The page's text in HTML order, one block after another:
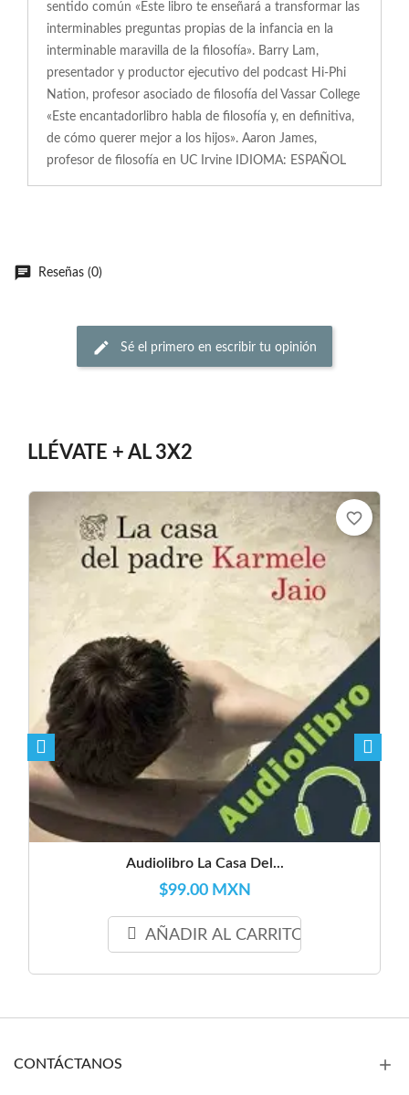
sentido común «Este libro te enseñará a transformar las
interminables preguntas propias de la infancia en la
interminable maravilla de la filosofía». Barry Lam,
presentador y productor ejecutivo del podcast Hi-Phi
Nation, profesor asociado de filosofía del Vassar College
«Este encantadorlibro habla de filosofía y, en definitiva,
de cómo querer mejor a los hijos». Aaron James,
profesor de filosofía en UC Irvine IDIOMA: ESPAÑOL
Reseñas (0)
Sé el primero en escribir tu opinión
LLÉVATE + AL 3X2
Audiolibro La Casa Del...
$99.00 MXN
AÑADIR AL CARRITO
favorite_border
CONTÁCTANOS